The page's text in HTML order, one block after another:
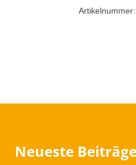
Saugatter
Neueste